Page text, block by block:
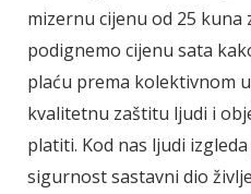
mizernu cijenu od 25 kuna
podignemo cijenu sata
plaću prema kolektivnom
kvalitetnu zaštitu ljudi i
platiti. Kod nas ljudi
sigurnost sastavni dio